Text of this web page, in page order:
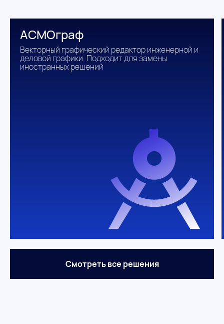
АСМОграф
Векторный графический редактор инженерной и
деловой графики. Подходит для замены
иностранных решений
Смотреть все решения